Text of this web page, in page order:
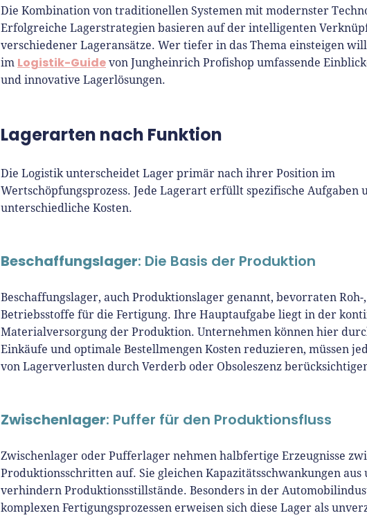
Die Kombination von traditionellen Systemen mit modernster
Erfolgreiche Lagerstrategien basieren auf der intelligenten
verschiedener Lageransätze. Wer tiefer in das Thema einsteigen
im Logistik-Guidevon Jungheinrich Profishop umfassende
und innovative Lagerlösungen.
Lagerarten nach Funktion
Die Logistik unterscheidet Lager primär nach ihrer Position im
Wertschöpfungsprozess. Jede Lagerart erfüllt spezifische Aufgaben
unterschiedliche Kosten.
Beschaffungslager: Die Basis der Produktion
Beschaffungslager, auch Produktionslager genannt, bevorraten
Betriebsstoffe für die Fertigung. Ihre Hauptaufgabe liegt in der
Materialversorgung der Produktion. Unternehmen können hier
Einkäufe und optimale Bestellmengen Kosten reduzieren, müssen
von Lagerverlusten durch Verderb oder Obsoleszenz
Zwischenlager: Puffer für den Produktionsfluss
Zwischenlager oder Pufferlager nehmen halbfertige Erzeugnisse
Produktionsschritten auf. Sie gleichen Kapazitätsschwankungen aus
verhindern Produktionsstillstände. Besonders in der
komplexen Fertigungsprozessen erweisen sich diese Lager als